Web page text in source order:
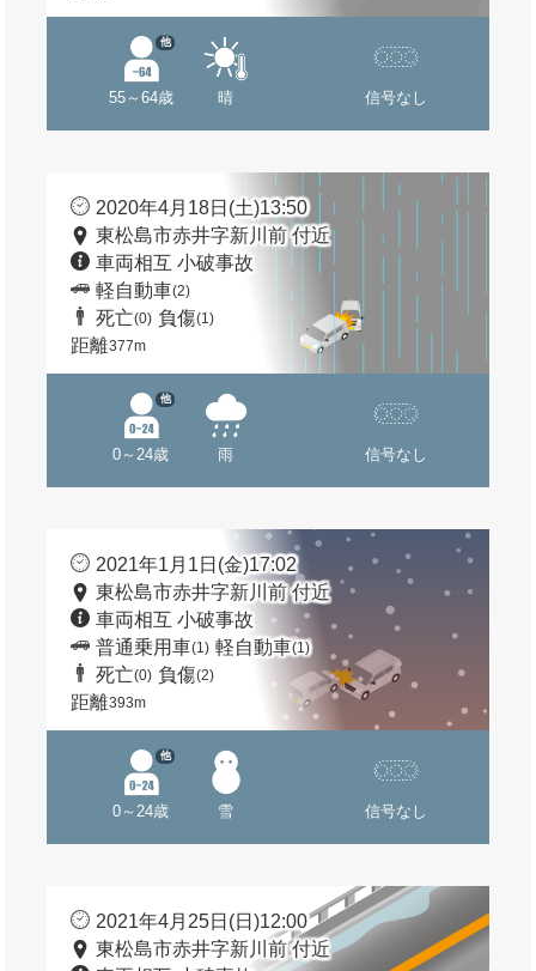
55～64歳
他
晴 信号なし
2020年4月18日(土)13:50
東松島市赤井字新川前 付近
車両相互 小破事故
軽自動車(2)
死亡(0) 負傷(1)
距離377m
0～24歳
他
雨 信号なし
2021年1月1日(金)17:02
東松島市赤井字新川前 付近
車両相互 小破事故
普通乗用車(1) 軽自動車(1)
死亡(0) 負傷(2)
距離393m
0～24歳
他
雪 信号なし
2021年4月25日(日)12:00
東松島市赤井字新川前 付近